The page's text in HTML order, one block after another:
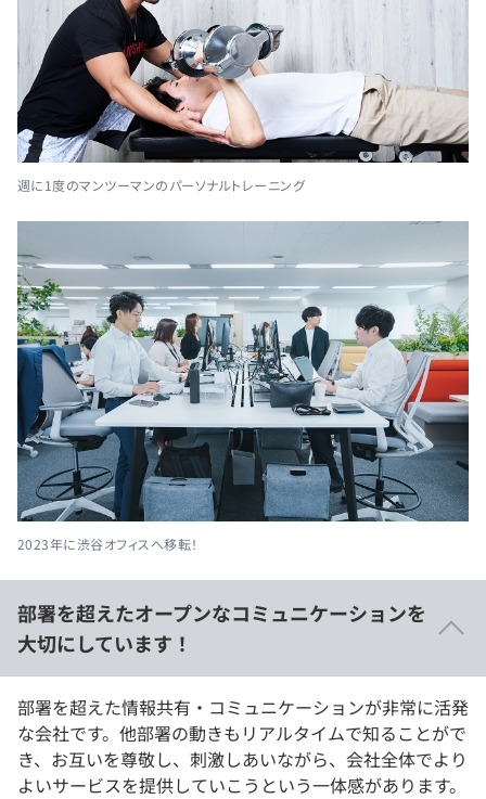
週に1度のマンツーマンのパーソナルトレーニング
2023年に渋谷オフィスへ移転！
部署を超えたオープンなコミュニケーションを
大切にしています！
部署を超えた情報共有・コミュニケーションが非常に活発
な会社です。他部署の動きもリアルタイムで知ることがで
き、お互いを尊敬し、刺激しあいながら、会社全体でより
よいサービスを提供していこうという一体感があります。